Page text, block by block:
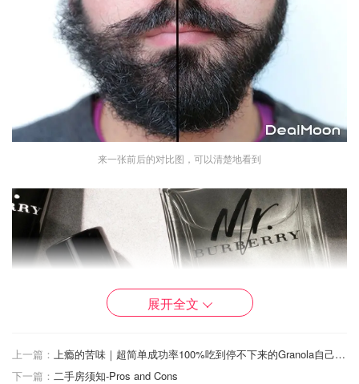
来一张前后的对比图，可以清楚地看到
展开全文
上一篇：
上瘾的苦味｜超简单成功率100%吃到停不下来的Granola自己做！
下一篇： 二手房须知-Pros and Cons